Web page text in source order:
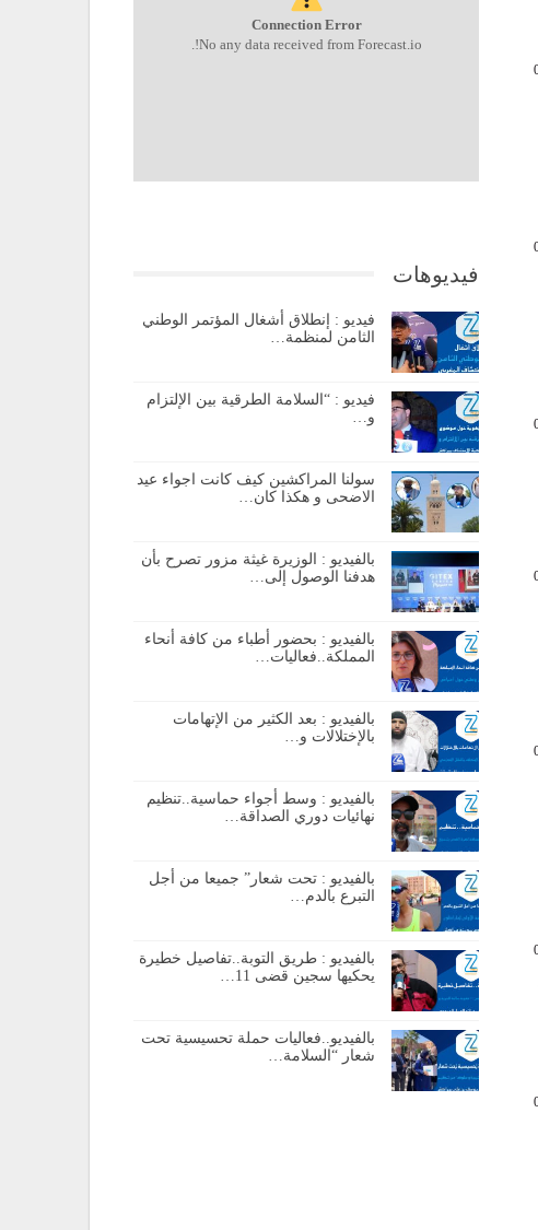
Connection Error
No any data received from Forecast.io!.
فيديوهات
فيديو : إنطلاق أشغال المؤتمر الوطني
الثامن لمنظمة…
فيديو : “السلامة الطرقية بين الإلتزام
و…
سولنا المراكشين كيف كانت اجواء عيد
الاضحى و هكذا كان…
بالفيديو : الوزيرة غيثة مزور تصرح بأن
هدفنا الوصول إلى…
بالفيديو : بحضور أطباء من كافة أنحاء
المملكة..فعاليات…
بالفيديو : بعد الكثير من الإتهامات
بالإختلالات و…
بالفيديو : وسط أجواء حماسية..تنظيم
نهائيات دوري الصداقة…
بالفيديو : تحت شعار” جميعا من أجل
التبرع بالدم…
بالفيديو : طريق التوبة..تفاصيل خطيرة
يحكيها سجين قضى 11…
بالفيديو..فعاليات حملة تحسيسية تحت
شعار “السلامة…